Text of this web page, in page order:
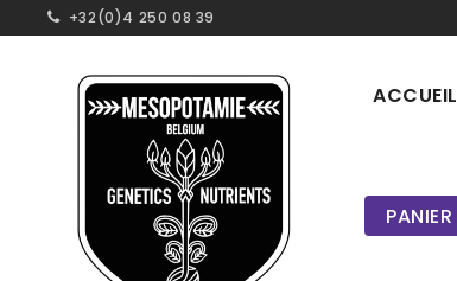
+32(0)4 250 08 39
ACCUEIL
PANIER